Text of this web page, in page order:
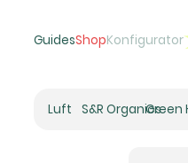
GuidesShopKonfigurator
Luft
S&R OrganicsGreen